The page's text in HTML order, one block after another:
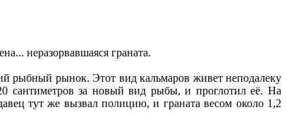
неразорвавшаяся граната.
рыбный рынок. Этот вид кальмаров живет неподалеку
сантиметров за новый вид рыбы, и проглотил её. На
тут же вызвал полицию, и граната весом около 1,2